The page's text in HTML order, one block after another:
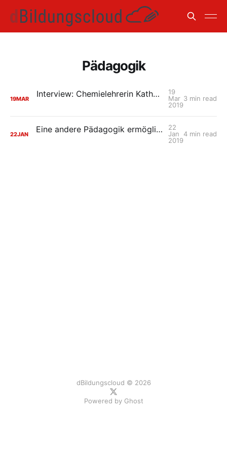
Pädagogik
19MAR Interview: Chemielehrerin Katharina Riethmüller über digitale Schule
19
Mar
2019
3 min read
22JAN Eine andere Pädagogik ermöglichen: zeitgemäßes Lernen mit der HPI Schul-Cloud
22
Jan
2019
4 min read
dBildungscloud © 2026
Powered by Ghost